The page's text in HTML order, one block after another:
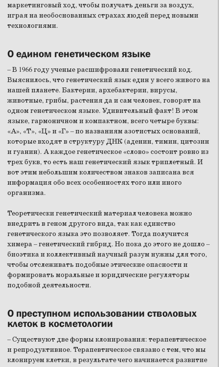
маркетинговый ход, чтобы получать деньги за воздух,
играя на необоснованных страхах людей перед новыми
технологиями.
О едином генетическом языке
– В 1966 году ученые расшифровали генетический код.
Выяснилось, что генетический язык един у всего живого на
нашей планете. Бактерии, архебактерии, вирусы,
животные, грибы, растения да и сам человек, говорят на
одном генетическом языке. Удивительный факт! В этом
языке, гармоничном и компактном, всего четыре буквы:
«А», «Т», «Ц» и «Г» – по названиям азотистых оснований,
которые входят в структуру ДНК (аденин, тимин, цитозин
и гуанин). А каждое генетическое «слово» состоит ровно из
трех букв, то есть наш генетический язык триплетный. И
вот этим небольшим количеством знаков записана вся
информация обо всех особенностях того или иного
организма.
Теоретически генетический материал человека можно
внедрить в геном другого вида, так как единство
генетического языка это позволяет. Тогда получится
химера – генетический гибрид. Но пока до этого не дошло –
биоэтика и коллективный научный разум нужны для того,
чтобы отслеживать подобные этические опасности и
формировать моральные и юридические регуляторы
подобной деятельности.
О преступном использовании стволовых
клеток в косметологии
– Существуют две формы клонирования: терапевтическое
и репродуктивное. Терапевтическое связано с тем, что мы
клонируем клетки, в результате чего начинается развитие